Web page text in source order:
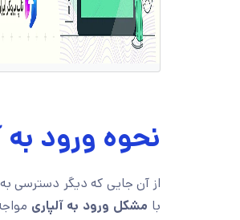
نحوه ورود
از آن جایی که دیگر دسترسی به
با مشکل ورود به آلپاری